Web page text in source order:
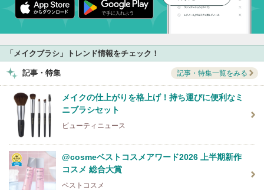
「メイクブラシ」トレンド情報をチェック！
記事・特集 記事・特集一覧をみる
メイクの仕上がりを格上げ！持ち運びに便利なミ
ニブラシセット
ビューティニュース
@cosmeベストコスメアワード2026 上半期新作
コスメ 総合大賞
ベストコスメ